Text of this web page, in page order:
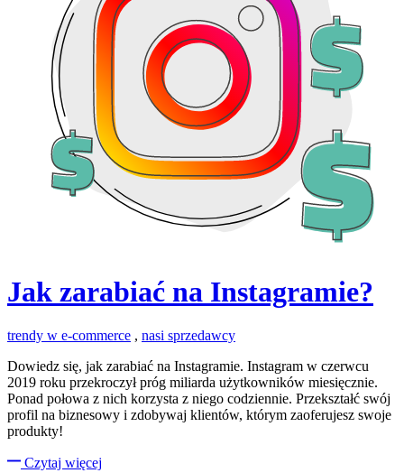
Jak zarabiać na Instagramie?
trendy w e-commerce , nasi sprzedawcy
Dowiedz się, jak zarabiać na Instagramie. Instagram w czerwcu
2019 roku przekroczył próg miliarda użytkowników miesięcznie.
Ponad połowa z nich korzysta z niego codziennie. Przekształć swój
profil na biznesowy i zdobywaj klientów, którym zaoferujesz swoje
produkty!
Czytaj więcej